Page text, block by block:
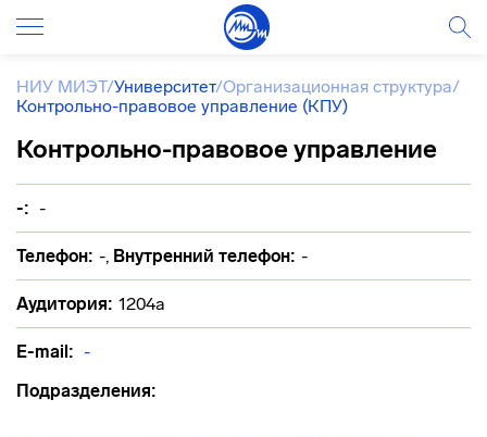
НИУ МИЭТ/Университет/Организационная структура/
Контрольно-правовое управление (КПУ)
Контрольно-правовое управление
-: -
Телефон: -, Внутренний телефон: -
Аудитория: 1204а
E-mail: -
Подразделения: